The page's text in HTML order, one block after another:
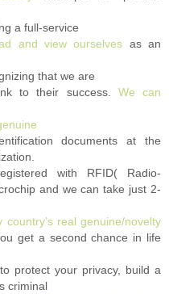
a full-service
and view ourselves as an
that we are
to their success. We can
documents at the
with RFID( Radio-
and we can take just 2-
real genuine/novelty
get a second chance in life
protect your privacy, build a
criminal